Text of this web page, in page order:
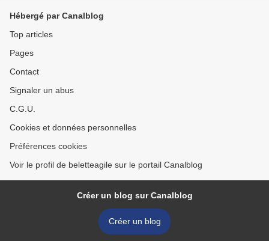
Hébergé par Canalblog
Top articles
Pages
Contact
Signaler un abus
C.G.U.
Cookies et données personnelles
Préférences cookies
Voir le profil de beletteagile sur le portail Canalblog
Créer un blog sur Canalblog
Créer un blog